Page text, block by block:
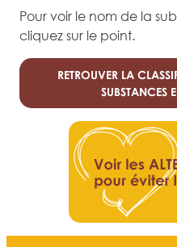
Pour voir le nom de la
cliquez sur le point.
RETROUVER LA
SUBSTANCES